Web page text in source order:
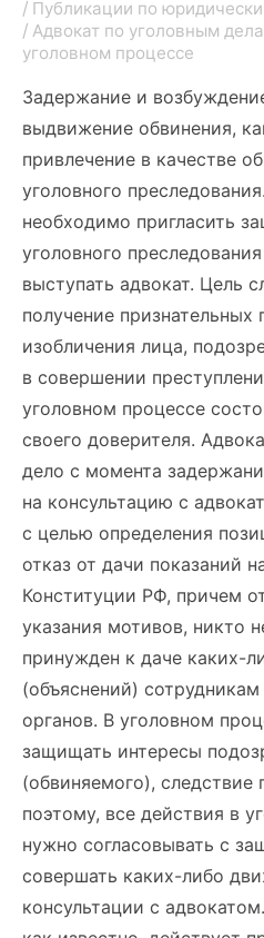
Публикации по
Адвокат по уголовным
уголовном процессе
Задержание и
выдвижение обвинения,
привлечение в качестве
уголовного
необходимо пригласить
уголовного
выступать адвокат. Цель
получение признательных
изобличения лица,
в совершении
уголовном процессе
своего доверителя.
дело с момента
на консультацию с
с целью определения
отказ от дачи показаний
Конституции РФ, причем
указания мотивов, никто
принужден к даче каких-
(объяснений)
органов. В уголовном
защищать интересы
(обвиняемого), следствие
поэтому, все действия в
нужно согласовывать с
совершать каких-либо
консультации с